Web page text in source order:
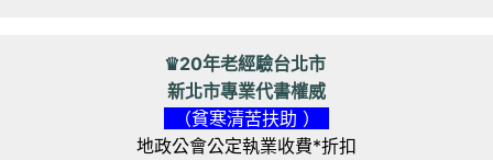
♛20年老經驗台北市
新北市專業代書權威
（貧寒清苦扶助 ）
地政公會公定執業收費*折扣